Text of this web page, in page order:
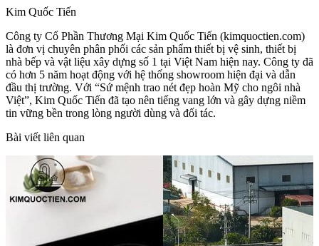
Kim Quốc Tiến
Công ty Cổ Phần Thương Mại Kim Quốc Tiến (kimquoctien.com)
là đơn vị chuyên phân phối các sản phẩm thiết bị vệ sinh, thiết bị
nhà bếp và vật liệu xây dựng số 1 tại Việt Nam hiện nay. Công ty đã
có hơn 5 năm hoạt động với hệ thống showroom hiện đại và dẫn
đầu thị trường. Với “Sứ mệnh trao nét đẹp hoàn Mỹ cho ngôi nhà
Việt”, Kim Quốc Tiến đã tạo nên tiếng vang lớn và gây dựng niềm
tin vững bền trong lòng người dùng và đối tác.
Bài viết liên quan